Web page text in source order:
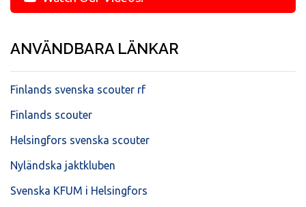
ANVÄNDBARA LÄNKAR
Finlands svenska scouter rf
Finlands scouter
Helsingfors svenska scouter
Nyländska jaktkluben
Svenska KFUM i Helsingfors